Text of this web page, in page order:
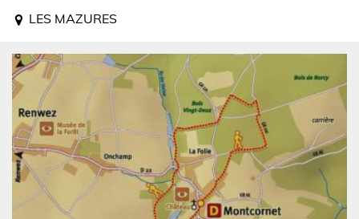
LES MAZURES